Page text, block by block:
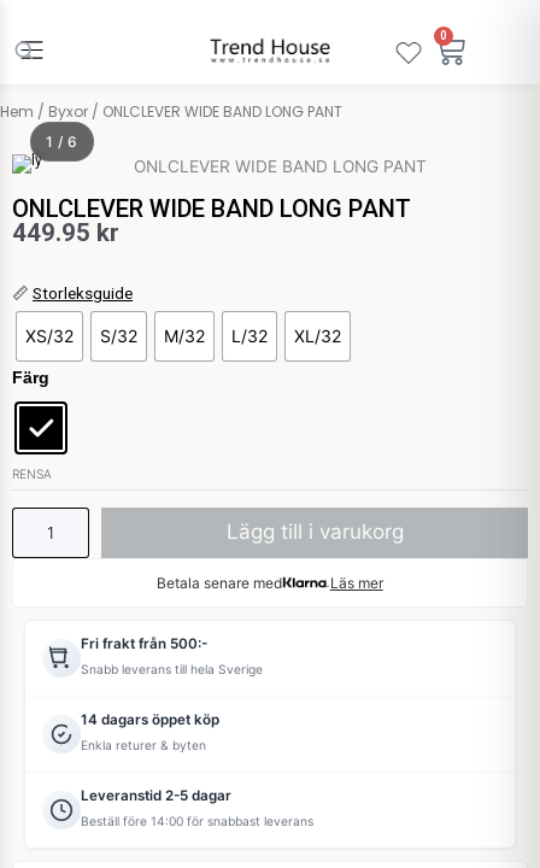
innehåll
0
Hem / Byxor / ONLCLEVER WIDE BAND LONG PANT
Only
1 / 6
ONLCLEVER WIDE BAND LONG PANT
449.95 kr
📏 Storleksguide
XS/32 S/32 M/32 L/32 XL/32
Färg
RENSA
ONLCLEVER
WIDE
BAND
LONG
PANT
mängd
Lägg till i varukorg
Betala senare med Läs mer
Fri frakt från 500:-
Snabb leverans till hela Sverige
14 dagars öppet köp
Enkla returer & byten
Leveranstid 2-5 dagar
Beställ före 14:00 för snabbast leverans